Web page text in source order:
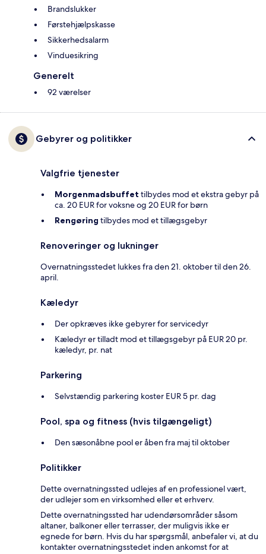
Brandslukker
Førstehjælpskasse
Sikkerhedsalarm
Vinduesikring
Generelt
92 værelser
Gebyrer og politikker
Valgfrie tjenester
Morgenmadsbuffet tilbydes mod et ekstra gebyr på
ca. 20 EUR for voksne og 20 EUR for børn
Rengøring tilbydes mod et tillægsgebyr
Renoveringer og lukninger
Overnatningsstedet lukkes fra den 21. oktober til den 26.
april.
Kæledyr
Der opkræves ikke gebyrer for servicedyr
Kæledyr er tilladt mod et tillægsgebyr på EUR 20 pr.
kæledyr, pr. nat
Parkering
Selvstændig parkering koster EUR 5 pr. dag
Pool, spa og fitness (hvis tilgængeligt)
Den sæsonåbne pool er åben fra maj til oktober
Politikker
Dette overnatningssted udlejes af en professionel vært,
der udlejer som en virksomhed eller et erhverv.
Dette overnatningssted har udendørsområder såsom
altaner, balkoner eller terrasser, der muligvis ikke er
egnede for børn. Hvis du har spørgsmål, anbefaler vi, at du
kontakter overnatningsstedet inden ankomst for at